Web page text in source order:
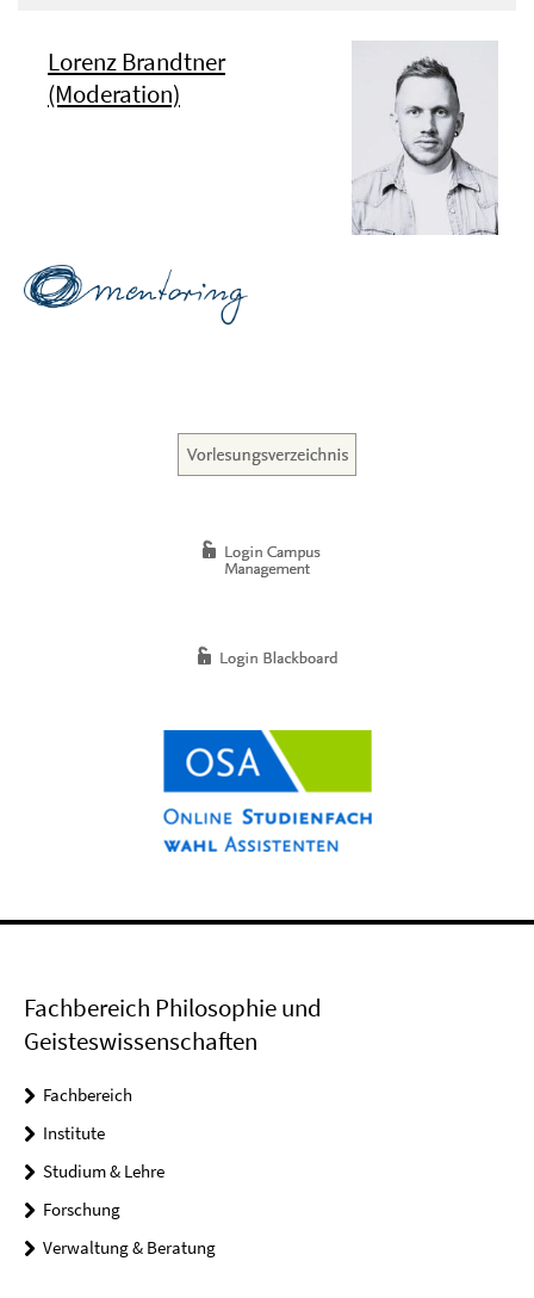
Lorenz Brandtner
(Moderation)
Fachbereich Philosophie und
Geisteswissenschaften
Fachbereich
Institute
Studium & Lehre
Forschung
Verwaltung & Beratung